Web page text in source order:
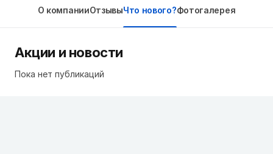
О компанииОтзывыЧто нового?Фотогалерея
Акции и новости
Пока нет публикаций